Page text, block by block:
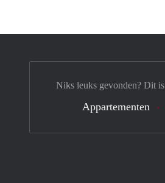
Niks leuks gevonden? Dit
Appartementen